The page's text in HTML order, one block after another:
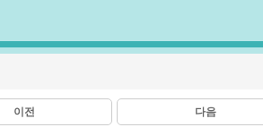
이전 다음